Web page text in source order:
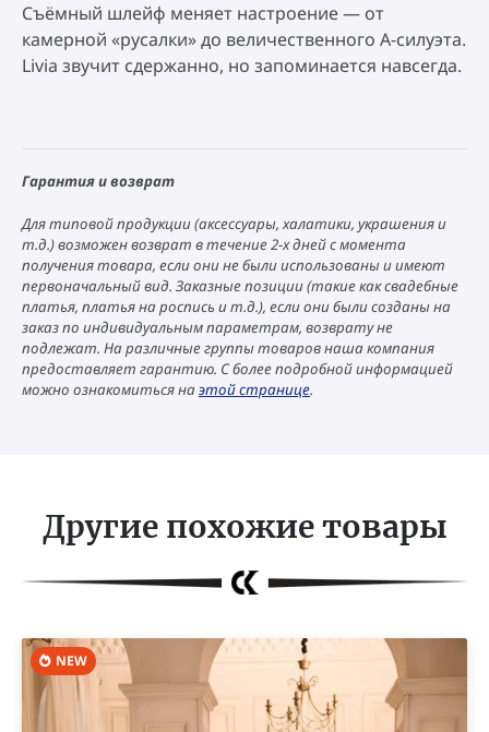
Съёмный шлейф меняет настроение — от
камерной «русалки» до величественного А-силуэта.
Livia звучит сдержанно, но запоминается навсегда.
Гарантия и возврат
Для типовой продукции (аксессуары, халатики, украшения и
т.д.) возможен возврат в течение 2-х дней с момента
получения товара, если они не были использованы и имеют
первоначальный вид. Заказные позиции (такие как свадебные
платья, платья на роспись и т.д.), если они были созданы на
заказ по индивидуальным параметрам, возврату не
подлежат. На различные группы товаров наша компания
предоставляет гарантию. С более подробной информацией
можно ознакомиться наэтой странице.
Другие похожие товары
NEW